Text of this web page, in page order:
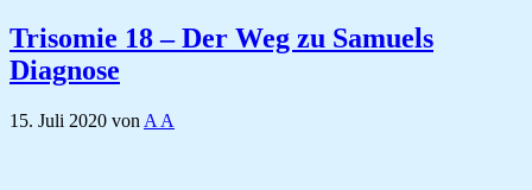
Trisomie 18 – Der Weg zu Samuels
Diagnose
15. Juli 2020 von A A